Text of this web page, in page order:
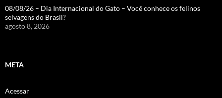
08/08/26 – Dia Internacional do Gato – Você conhece os felinos
selvagens do Brasil?
agosto 8, 2026
META
Acessar